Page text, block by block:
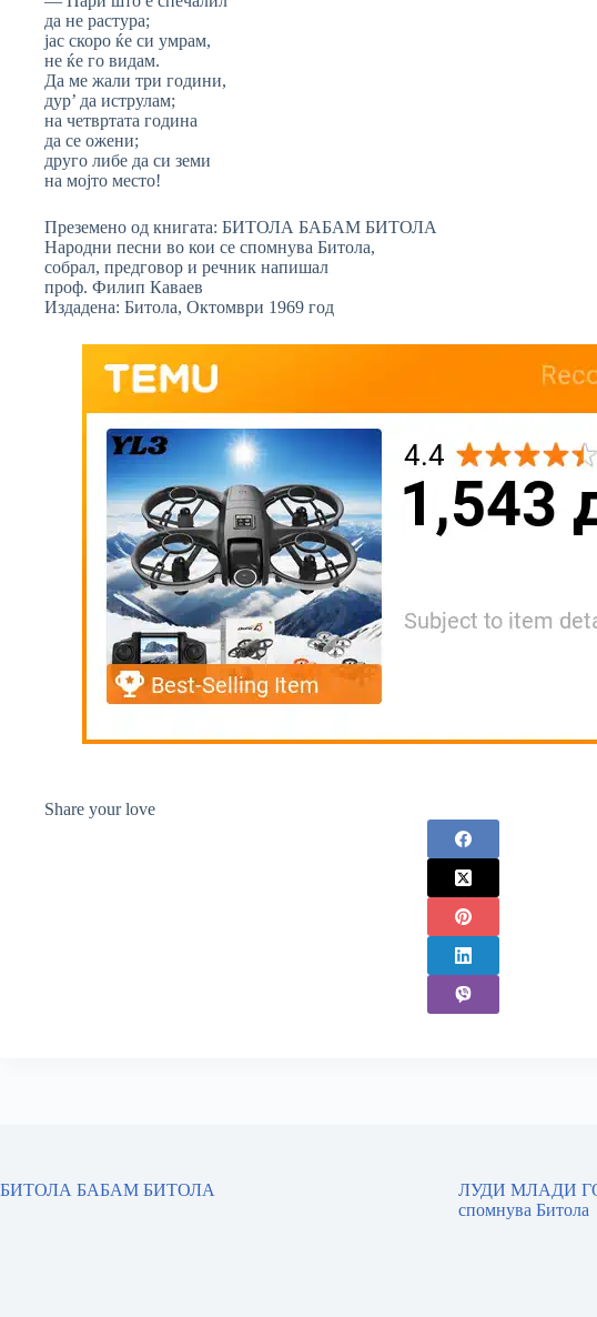
да не растура;
јас скоро ќе си умрам,
не ќе го видам.
Да ме жали три години,
дур’ да иструлам;
на четвртата година
да се ожени;
друго либе да си земи
на мојто место!
Преземено од книгата: БИТОЛА БАБАМ БИТОЛА
Народни песни во кои се спомнува Битола,
собрал, предговор и речник напишал
проф. Филип Каваев
Издадена: Битола, Октомври 1969 год
Share your love
БИТОЛА БАБАМ БИТОЛА
ЛУДИ МЛАДИ
спомнува Битола